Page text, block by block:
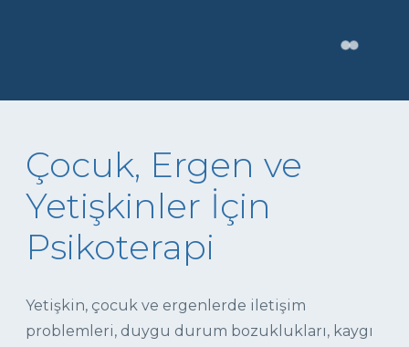
Çocuk, Ergen ve
Yetişkinler İçin
Psikoterapi
Yetişkin, çocuk ve ergenlerde iletişim
problemleri, duygu durum bozuklukları, kaygı